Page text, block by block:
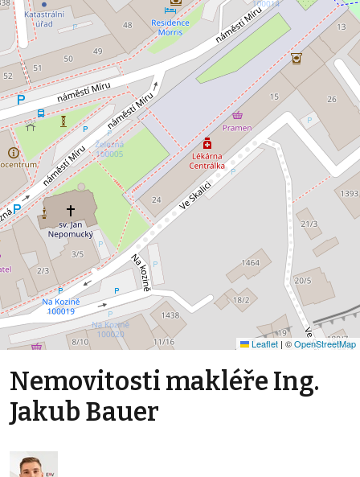
Leaflet | ©OpenStreetMap
Nemovitosti makléře Ing.
Jakub Bauer